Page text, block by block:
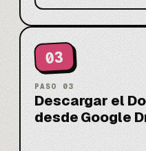
03
PASO 03
Descargar el
desde Google